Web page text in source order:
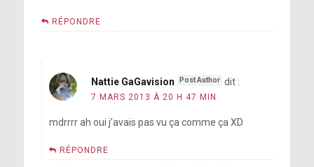
RÉPONDRE
Nattie GaGavision dit :
7 MARS 2013 À 20 H 47 MIN
mdrrrr ah oui j’avais pas vu ça comme ça XD
RÉPONDRE